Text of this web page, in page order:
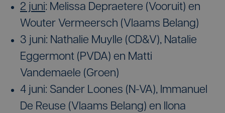
2 juni: Melissa Depraetere (Vooruit) en
Wouter Vermeersch (Vlaams Belang)
3 juni: Nathalie Muylle (CD&V), Natalie
Eggermont (PVDA) en Matti
Vandemaele (Groen)
4 juni: Sander Loones (N-VA), Immanuel
De Reuse (Vlaams Belang) en Ilona